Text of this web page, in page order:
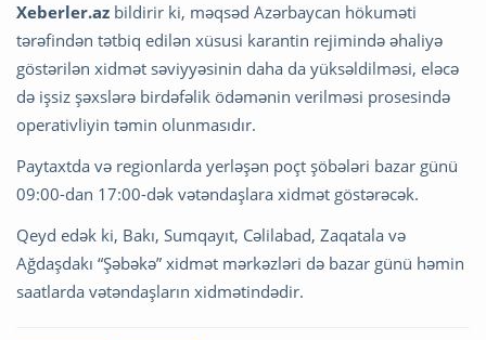
Xeberler.az bildirir ki, məqsəd Azərbaycan hökuməti
tərəfindən tətbiq edilən xüsusi karantin rejimində əhaliyə
göstərilən xidmət səviyyəsinin daha da yüksəldilməsi, eləcə
də işsiz şəxslərə birdəfəlik ödəmənin verilməsi prosesində
operativliyin təmin olunmasıdır.
Paytaxtda və regionlarda yerləşən poçt şöbələri bazar günü
09:00-dan 17:00-dək vətəndaşlara xidmət göstərəcək.
Qeyd edək ki, Bakı, Sumqayıt, Cəlilabad, Zaqatala və
Ağdaşdakı “Şəbəkə” xidmət mərkəzləri də bazar günü həmin
saatlarda vətəndaşların xidmətindədir.